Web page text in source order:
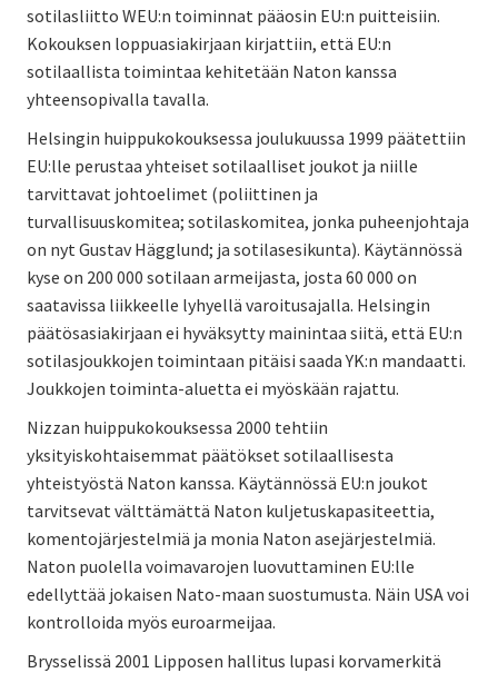
sotilasliitto WEU:n toiminnat pääosin EU:n puitteisiin.
Kokouksen loppuasiakirjaan kirjattiin, että EU:n
sotilaallista toimintaa kehitetään Naton kanssa
yhteensopivalla tavalla.
Helsingin huippukokouksessa joulukuussa 1999 päätettiin
EU:lle perustaa yhteiset sotilaalliset joukot ja niille
tarvittavat johtoelimet (poliittinen ja
turvallisuuskomitea; sotilaskomitea, jonka puheenjohtaja
on nyt Gustav Hägglund; ja sotilasesikunta). Käytännössä
kyse on 200 000 sotilaan armeijasta, josta 60 000 on
saatavissa liikkeelle lyhyellä varoitusajalla. Helsingin
päätösasiakirjaan ei hyväksytty mainintaa siitä, että EU:n
sotilasjoukkojen toimintaan pitäisi saada YK:n mandaatti.
Joukkojen toiminta-aluetta ei myöskään rajattu.
Nizzan huippukokouksessa 2000 tehtiin
yksityiskohtaisemmat päätökset sotilaallisesta
yhteistyöstä Naton kanssa. Käytännössä EU:n joukot
tarvitsevat välttämättä Naton kuljetuskapasiteettia,
komentojärjestelmiä ja monia Naton asejärjestelmiä.
Naton puolella voimavarojen luovuttaminen EU:lle
edellyttää jokaisen Nato-maan suostumusta. Näin USA voi
kontrolloida myös euroarmeijaa.
Brysselissä 2001 Lipposen hallitus lupasi korvamerkitä